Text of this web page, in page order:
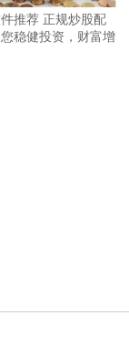
推荐 正规炒股配
稳健投资，财富增